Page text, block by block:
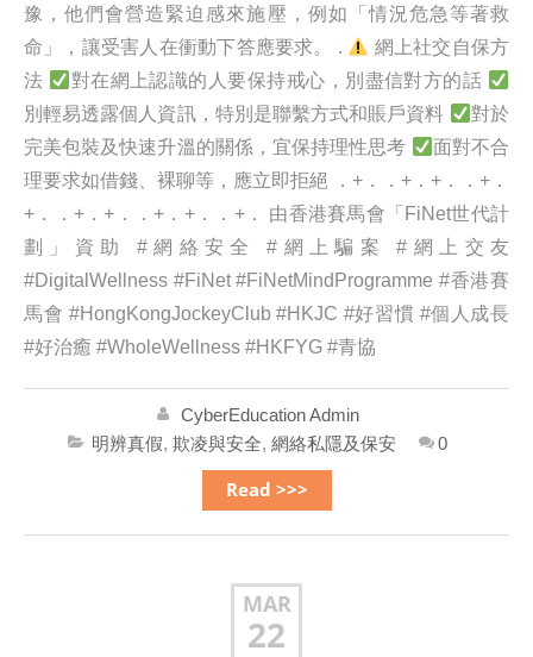
豫，他們會營造緊迫感來施壓，例如「情況危急等著救
命」，讓受害人在衝動下答應要求。 .
網上社交自保方
法
對在網上認識的人要保持戒心，別盡信對方的話
別輕易透露個人資訊，特別是聯繫方式和賬戶資料
對於
完美包裝及快速升溫的關係，宜保持理性思考
面對不合
理要求如借錢、裸聊等，應立即拒絕 ．+．．+．+．．+．
+．．+．+．．+．+．．+． 由香港賽馬會「FiNet世代計
劃」資助 #網絡安全 #網上騙案 #網上交友
#DigitalWellness #FiNet #FiNetMindProgramme #香港賽
馬會 #HongKongJockeyClub #HKJC #好習慣 #個人成長
#好治癒 #WholeWellness #HKFYG #青協
CyberEducation Admin
明辨真假, 欺凌與安全, 網絡私隱及保安 0
Read >>>
MAR
22